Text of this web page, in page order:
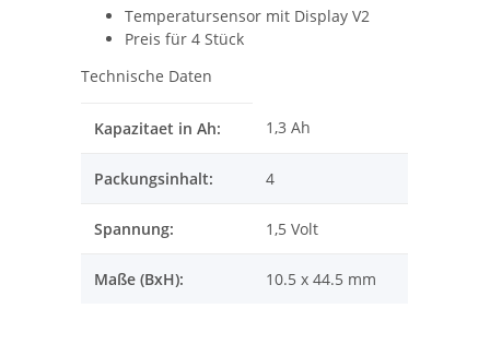
Temperatursensor mit Display V2
Preis für 4 Stück
Technische Daten
Kapazitaet in Ah: 1,3 Ah
Packungsinhalt: 4
Spannung: 1,5 Volt
Maße (BxH): 10.5 x 44.5 mm